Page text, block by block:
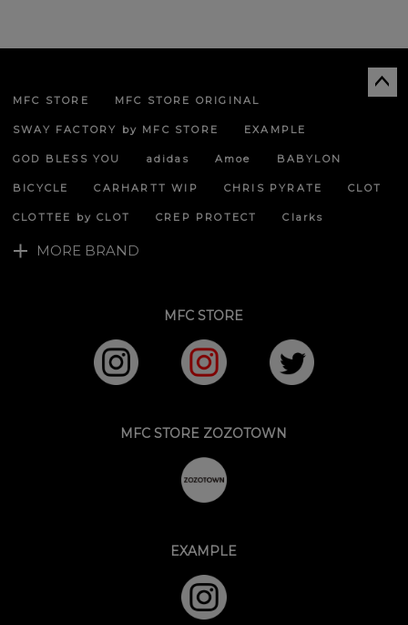
MFC STORE MFC STORE ORIGINAL
SWAY FACTORY by MFC STORE EXAMPLE
GOD BLESS YOU adidas Amoe BABYLON
BICYCLE CARHARTT WIP CHRIS PYRATE CLOT
CLOTTEE by CLOT CREP PROTECT Clarks
MORE BRAND
MFC STORE
MFC STORE ZOZOTOWN
EXAMPLE